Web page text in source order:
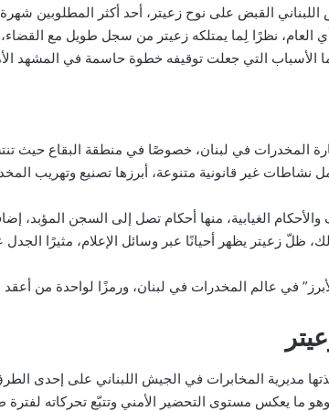
اللبناني القبض على نوح زعيتر، أحد أكثر المطلوبين
العام، نظرًا لِما يمتلكه زعيتر من سجل طويل مع
الأسباب التي جعلت توقيفه خطوة حاسمة في المشهد
المخدرات في لبنان، خصوصًا في منطقة البقاع حيث
غير قانونية متنوعة، أبرزها تصنيع وتهريب
الغيابية، منها أحكام تصل إلى السجن المؤبد،
ظلّ زعيتر يظهر أحيانًا عبر وسائل الإعلام، مثيرًا الجدل
في عالم المخدرات في لبنان، ورمزًا لواحدة من أعقد
مديرية المخابرات في الجيش اللبناني على إحدى
ما يعكس مستوى التحضير الأمني وتتبّع تحركاته لفترة